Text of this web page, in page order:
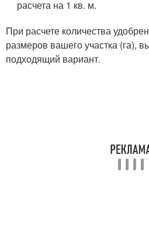
расчета на 1 кв. м.
При расчете количества
размеров вашего участка (га),
подходящий вариант.